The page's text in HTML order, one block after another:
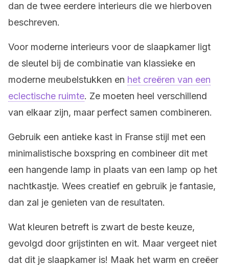
dan de twee eerdere interieurs die we hierboven
beschreven.
Voor moderne interieurs voor de slaapkamer ligt
de sleutel bij de combinatie van klassieke en
moderne meubelstukken en het creëren van een
eclectische ruimte. Ze moeten heel verschillend
van elkaar zijn, maar perfect samen combineren.
Gebruik een antieke kast in Franse stijl met een
minimalistische boxspring en combineer dit met
een hangende lamp in plaats van een lamp op het
nachtkastje. Wees creatief en gebruik je fantasie,
dan zal je genieten van de resultaten.
Wat kleuren betreft is zwart de beste keuze,
gevolgd door grijstinten en wit. Maar vergeet niet
dat dit je slaapkamer is! Maak het warm en creëer